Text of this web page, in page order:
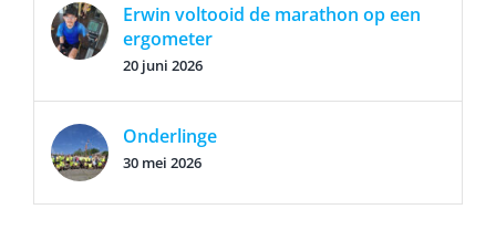
Erwin voltooid de marathon op een
ergometer
20 juni 2026
Onderlinge
30 mei 2026